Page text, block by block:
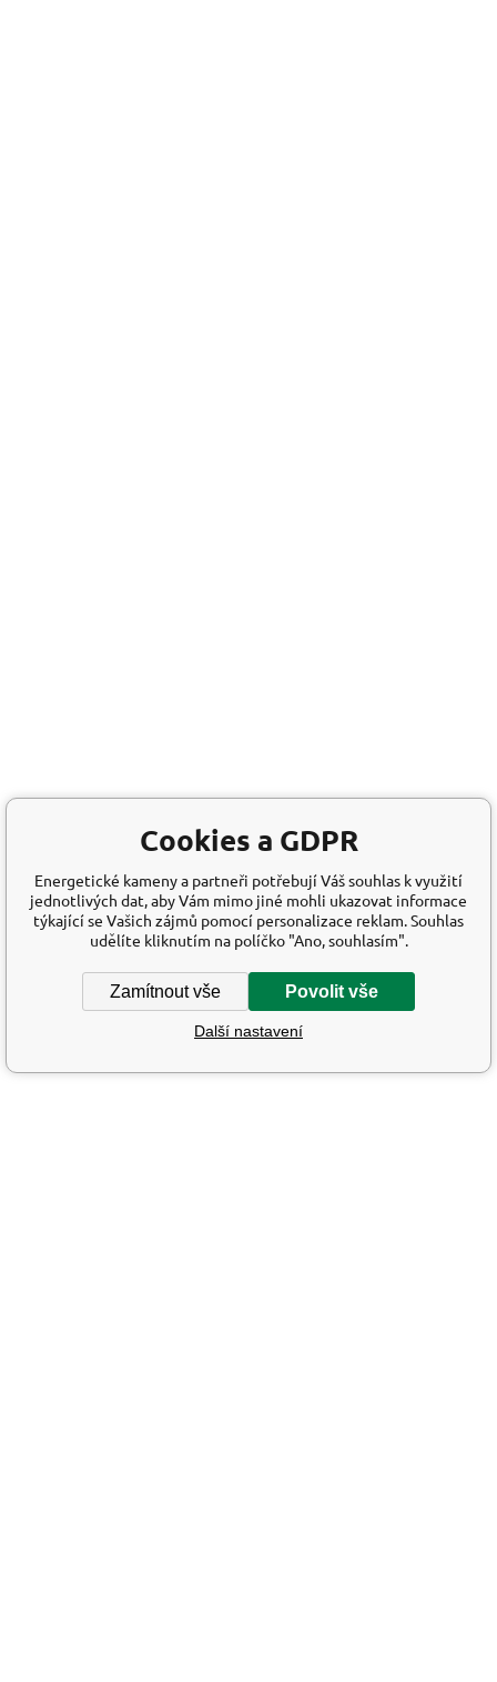
Cookies a GDPR
Energetické kameny a partneři potřebují Váš souhlas k využití
jednotlivých dat, aby Vám mimo jiné mohli ukazovat informace
týkající se Vašich zájmů pomocí personalizace reklam. Souhlas
udělíte kliknutím na políčko "Ano, souhlasím".
Zamítnout vše Povolit vše
Další nastavení